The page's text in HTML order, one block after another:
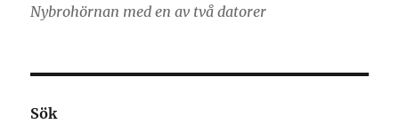
Nybrohörnan med en av två datorer
Sök